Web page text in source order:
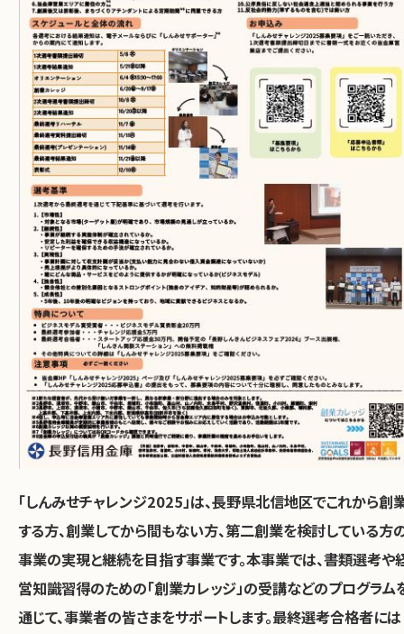
「しんみせチャレンジ2025」は、長野県北信地区でこれから創
する方、創業してから間もない方、第二創業を検討している方
事業の実現と継続を目指す事業です。本事業では、書類選考や
営知識習得のための「創業カレッジ」の受講などのプログラム
通じて、事業者の皆さまをサポートします。最終選考合格者には